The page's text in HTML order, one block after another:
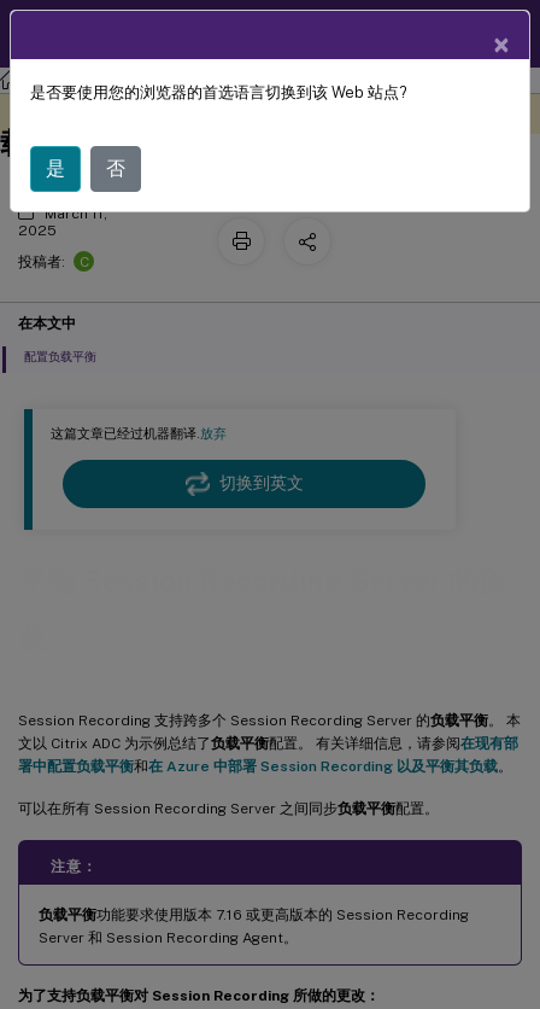
Session Recording Session Recording 2305
这篇文章已经过机器翻译.放弃
切换到英文
Session Recording 支持跨多个 Session Recording Server 的负载平衡。 本
文以 Citrix ADC 为示例总结了负载平衡配置。 有关详细信息，请参阅在现有部
署中配置负载平衡和在 Azure 中部署 Session Recording 以及平衡其负载。
可以在所有 Session Recording Server 之间同步负载平衡配置。
注意：
负载平衡功能要求使用版本 7.16 或更高版本的 Session Recording
Server 和 Session Recording Agent。
为了支持负载平衡对 Session Recording 所做的更改：
平衡 Session Recording Server 的负
载
March 11,
2025
投稿者:
C
在本文中
配置负载平衡
×
是否要使用您的浏览器的首选语言切换到该 Web 站点?
是 否